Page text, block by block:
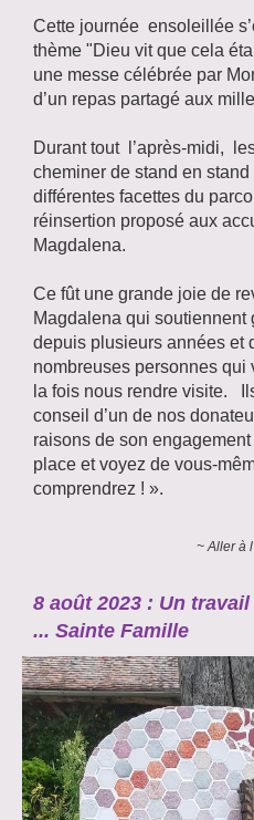
Cette journée ensoleillée
thème "Dieu vit que cela
une messe célébrée par
d’un repas partagé aux
Durant tout l’après-midi,
cheminer de stand en
différentes facettes du
réinsertion proposé aux
Magdalena.
Ce fût une grande joie de
Magdalena qui soutiennent
depuis plusieurs années et
nombreuses personnes qui
la fois nous rendre visite.
conseil d’un de nos
raisons de son
place et voyez de vous-
comprendrez ! ».
~ Aller à
8 août 2023 : Un
... Sainte Famille